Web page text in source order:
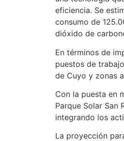
eficiencia. Se
consumo de
dióxido de
En términos de
puestos de
de Cuyo y zonas
Con la puesta en
Parque Solar San
integrando los
La proyección